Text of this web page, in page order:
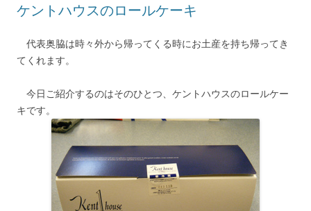
ケントハウスのロールケーキ
代表奥脇は時々外から帰ってくる時にお土産を持ち帰ってき
てくれます。
今日ご紹介するのはそのひとつ、ケントハウスのロールケー
キです。